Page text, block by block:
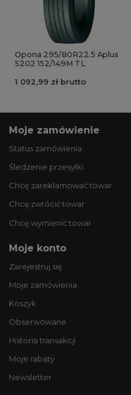
Opona 295/80R22.5 Aplus
S202 152/149M TL
1 092,99 zł brutto
Moje zamówienie
Status zamówienia
Śledzenie przesyłki
Chcę zareklamować towar
Chcę zwrócić towar
Chcę wymienić towar
Moje konto
Zarejestruj się
Moje zamówienia
Koszyk
Obserwowane
Historia transakcji
Moje rabaty
Newsletter